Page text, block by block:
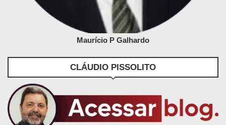
Maurício P Galhardo
CLÁUDIO PISSOLITO